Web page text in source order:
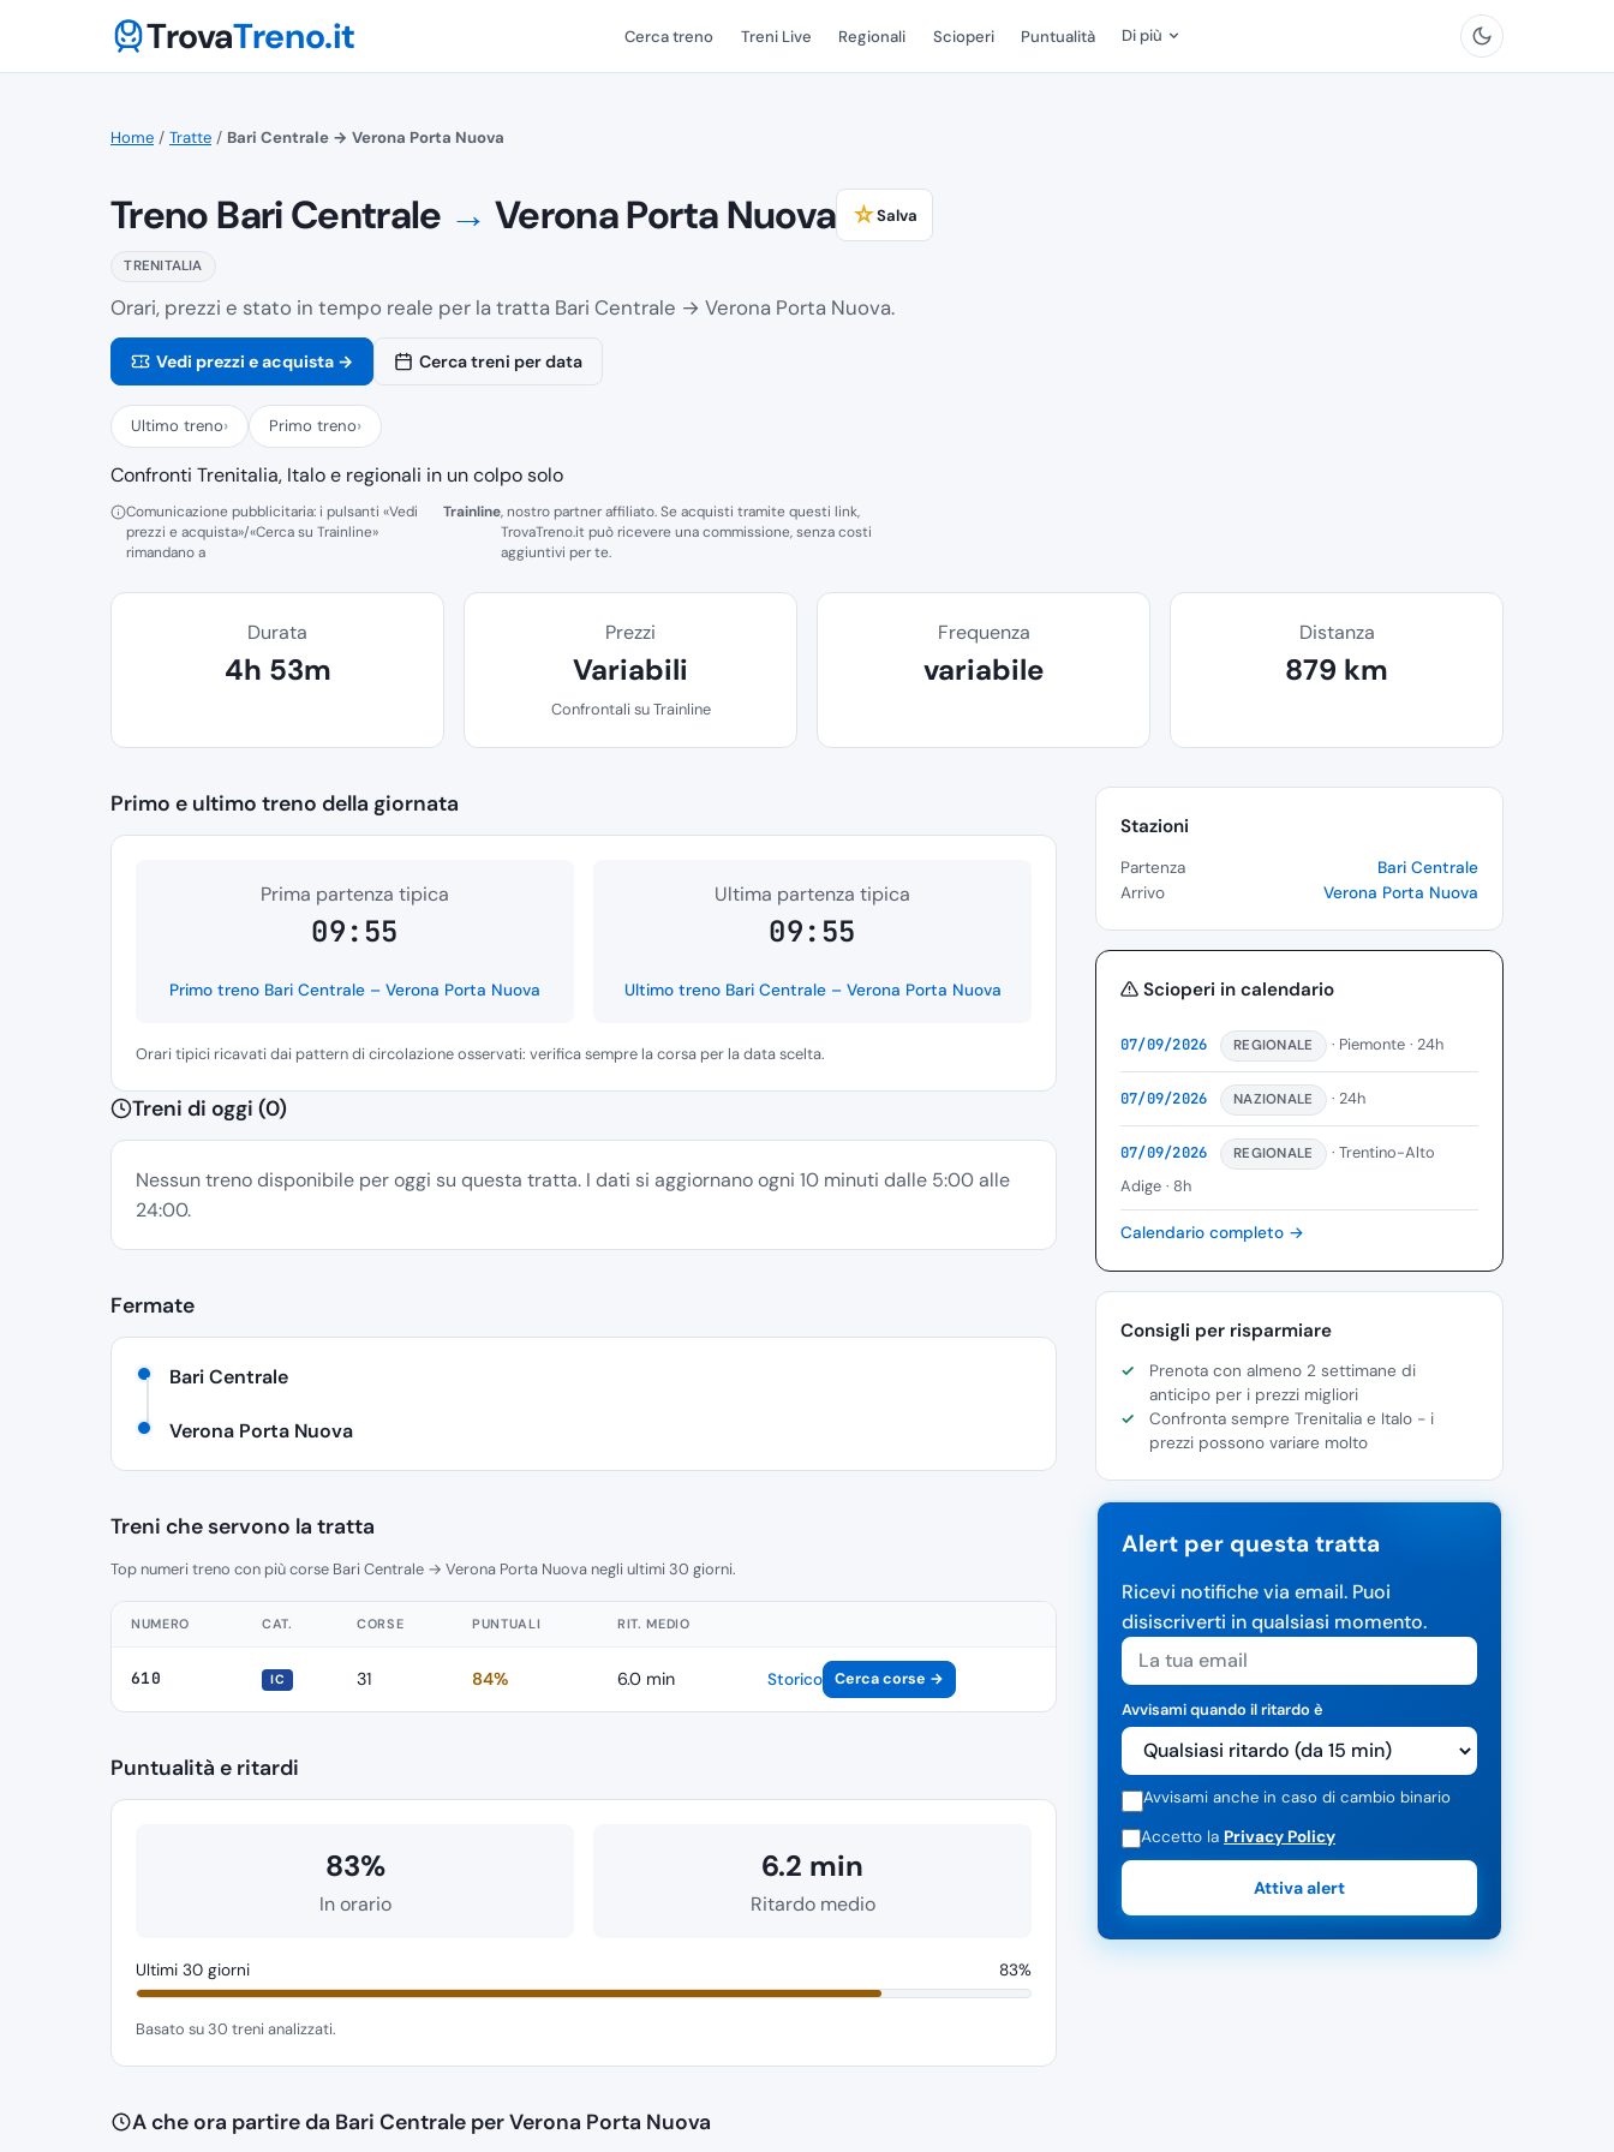
TrovaTreno.it Cerca treno Treni Live Regionali Scioperi Puntualità Di più
Home / Tratte / Bari Centrale → Verona Porta Nuova
Treno Bari Centrale → Verona Porta Nuova ☆Salva
TRENITALIA
Orari, prezzi e stato in tempo reale per la tratta Bari Centrale → Verona Porta Nuova.
Vedi prezzi e acquista → Cerca treni per data
Ultimo treno Primo treno
Confronti Trenitalia, Italo e regionali in un colpo solo
Comunicazione pubblicitaria: i pulsanti «Vedi
prezzi e acquista»/«Cerca su Trainline»
rimandano a
Trainline, nostro partner affiliato. Se acquisti tramite questi link,
TrovaTreno.it può ricevere una commissione, senza costi
aggiuntivi per te.
Durata
4h 53m
Prezzi
Variabili
Confrontali su Trainline
Frequenza
variabile
Distanza
879 km
Primo e ultimo treno della giornata
Prima partenza tipica
09:55
Primo treno Bari Centrale – Verona Porta Nuova
Ultima partenza tipica
09:55
Ultimo treno Bari Centrale – Verona Porta Nuova
Orari tipici ricavati dai pattern di circolazione osservati: verifica sempre la corsa per la data scelta.
Treni di oggi (0)
Nessun treno disponibile per oggi su questa tratta. I dati si aggiornano ogni 10 minuti dalle 5:00 alle
24:00.
Fermate
Bari Centrale
Verona Porta Nuova
Treni che servono la tratta
Top numeri treno con più corse Bari Centrale → Verona Porta Nuova negli ultimi 30 giorni.
NUMERO CAT. CORSE PUNTUALI RIT. MEDIO
610 IC 31 84% 6.0 min Storico Cerca corse →
Puntualità e ritardi
83%
In orario
6.2 min
Ritardo medio
Ultimi 30 giorni 83%
Basato su 30 treni analizzati.
A che ora partire da Bari Centrale per Verona Porta Nuova
Stazioni
Partenza
Bari Centrale
Arrivo
Verona Porta Nuova
Scioperi in calendario
07/09/2026 REGIONALE · Piemonte · 24h
07/09/2026 NAZIONALE · 24h
07/09/2026 REGIONALE
· Trentino-Alto
Adige · 8h
Calendario completo →
Consigli per risparmiare
Prenota con almeno 2 settimane di
anticipo per i prezzi migliori
Confronta sempre Trenitalia e Italo - i
prezzi possono variare molto
Alert per questa tratta
Ricevi notifiche via email. Puoi
disiscriverti in qualsiasi momento.
Avvisami quando il ritardo è
Avvisami anche in caso di cambio binario
Accetto la Privacy Policy
Attiva alert